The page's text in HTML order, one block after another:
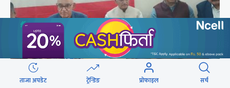
ताजा अपडेट ट्रेन्डिङ प्रोफाइल सर्च